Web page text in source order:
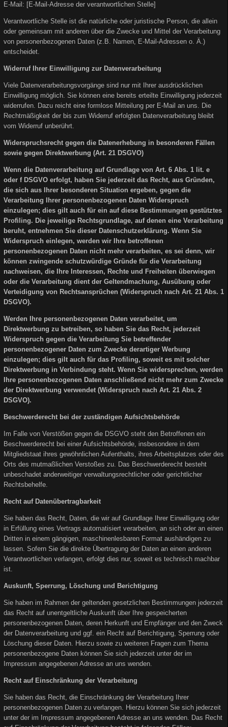
E-Mail: [E-Mail-Adresse der verantwortlichen Stelle]
Verantwortliche Stelle ist die natürliche oder juristische Person, die allein
oder gemeinsam mit anderen über die Zwecke und Mittel der Verarbeitung
von personenbezogenen Daten (z.B. Namen, E-Mail-Adressen o. Ä.)
entscheidet.
Widerruf Ihrer Einwilligung zur Datenverarbeitung
Viele Datenverarbeitungsvorgänge sind nur mit Ihrer ausdrücklichen
Einwilligung möglich. Sie können eine bereits erteilte Einwilligung jederzeit
widerrufen. Dazu reicht eine formlose Mitteilung per E-Mail an uns. Die
Rechtmäßigkeit der bis zum Widerruf erfolgten Datenverarbeitung bleibt
vom Widerruf unberührt.
Widerspruchsrecht gegen die Datenerhebung in besonderen Fällen
sowie gegen Direktwerbung (Art. 21 DSGVO)
Wenn die Datenverarbeitung auf Grundlage von Art. 6 Abs. 1 lit. e
oder f DSGVO erfolgt, haben Sie jederzeit das Recht, aus Gründen,
die sich aus Ihrer besonderen Situation ergeben, gegen die
Verarbeitung Ihrer personenbezogenen Daten Widerspruch
einzulegen; dies gilt auch für ein auf diese Bestimmungen gestütztes
Profiling. Die jeweilige Rechtsgrundlage, auf denen eine Verarbeitung
beruht, entnehmen Sie dieser Datenschutzerklärung. Wenn Sie
Widerspruch einlegen, werden wir Ihre betroffenen
personenbezogenen Daten nicht mehr verarbeiten, es sei denn, wir
können zwingende schutzwürdige Gründe für die Verarbeitung
nachweisen, die Ihre Interessen, Rechte und Freiheiten überwiegen
oder die Verarbeitung dient der Geltendmachung, Ausübung oder
Verteidigung von Rechtsansprüchen (Widerspruch nach Art. 21 Abs. 1
DSGVO).
Werden Ihre personenbezogenen Daten verarbeitet, um
Direktwerbung zu betreiben, so haben Sie das Recht, jederzeit
Widerspruch gegen die Verarbeitung Sie betreffender
personenbezogener Daten zum Zwecke derartiger Werbung
einzulegen; dies gilt auch für das Profiling, soweit es mit solcher
Direktwerbung in Verbindung steht. Wenn Sie widersprechen, werden
Ihre personenbezogenen Daten anschließend nicht mehr zum Zwecke
der Direktwerbung verwendet (Widerspruch nach Art. 21 Abs. 2
DSGVO).
Beschwerderecht bei der zuständigen Aufsichtsbehörde
Im Falle von Verstößen gegen die DSGVO steht den Betroffenen ein
Beschwerderecht bei einer Aufsichtsbehörde, insbesondere in dem
Mitgliedstaat ihres gewöhnlichen Aufenthalts, ihres Arbeitsplatzes oder des
Orts des mutmaßlichen Verstoßes zu. Das Beschwerderecht besteht
unbeschadet anderweitiger verwaltungsrechtlicher oder gerichtlicher
Rechtsbehelfe.
Recht auf Datenübertragbarkeit
Sie haben das Recht, Daten, die wir auf Grundlage Ihrer Einwilligung oder
in Erfüllung eines Vertrags automatisiert verarbeiten, an sich oder an einen
Dritten in einem gängigen, maschinenlesbaren Format aushändigen zu
lassen. Sofern Sie die direkte Übertragung der Daten an einen anderen
Verantwortlichen verlangen, erfolgt dies nur, soweit es technisch machbar
ist.
Auskunft, Sperrung, Löschung und Berichtigung
Sie haben im Rahmen der geltenden gesetzlichen Bestimmungen jederzeit
das Recht auf unentgeltliche Auskunft über Ihre gespeicherten
personenbezogenen Daten, deren Herkunft und Empfänger und den Zweck
der Datenverarbeitung und ggf. ein Recht auf Berichtigung, Sperrung oder
Löschung dieser Daten. Hierzu sowie zu weiteren Fragen zum Thema
personenbezogene Daten können Sie sich jederzeit unter der im
Impressum angegebenen Adresse an uns wenden.
Recht auf Einschränkung der Verarbeitung
Sie haben das Recht, die Einschränkung der Verarbeitung Ihrer
personenbezogenen Daten zu verlangen. Hierzu können Sie sich jederzeit
unter der im Impressum angegebenen Adresse an uns wenden. Das Recht